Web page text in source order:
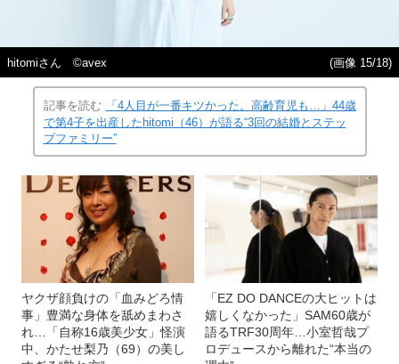
hitomiさん ©avex (画像 15/18)
記事を読む
「4人目が一番キツかった。高齢育児も…」44歳
で第4子を出産したhitomi（46）が語る“3回の結婚とステッ
プファミリー”
ヤクザ顔負けの「血みどろ情
事」豊満な身体を舐めまわさ
れ…「自称16歳美少女」怪演
中、かたせ梨乃（69）の美し
「EZ DO DANCEの大ヒットは
嬉しくなかった」SAM60歳が
語るTRF30周年…小室哲哉プ
ロデュースから離れた“本当の